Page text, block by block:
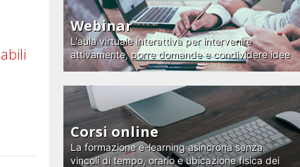
Webinar
L'aula virtuale interattiva per intervenire
attivamente, porre domande e condividere idee
Corsi online
La formazione e-learning asincrona senza
vincoli di tempo, orario e ubicazione fisica dei